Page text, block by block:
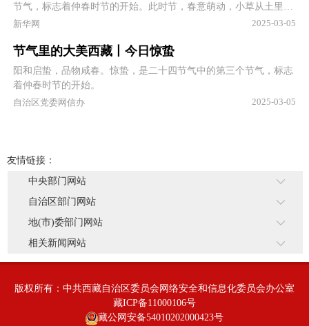
节气，标志着仲春时节的开始。此时节，春意萌动，小草从土里悄
悄钻出，桃花在枝头上恣意绽放，而鸭子们正试着下河戏水……大
新华网 2025-03-05
节气里的大美西藏丨今日惊蛰
阳和启蛰，品物咸春。惊蛰，是二十四节气中的第三个节气，标志
着仲春时节的开始。
自治区党委网信办 2025-03-05
友情链接：
中央部门网站
自治区部门网站
地(市)委部门网站
相关新闻网站
版权所有：中共西藏自治区委员会网络安全和信息化委员会办公室
藏ICP备11000106号
藏公网安备54010202000423号